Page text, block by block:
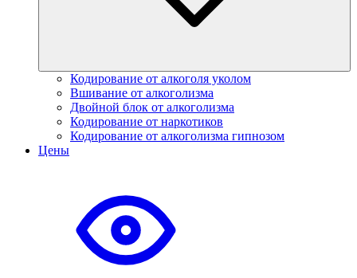
Кодирование от алкоголя уколом
Вшивание от алкоголизма
Двойной блок от алкоголизма
Кодирование от наркотиков
Кодирование от алкоголизма гипнозом
Цены